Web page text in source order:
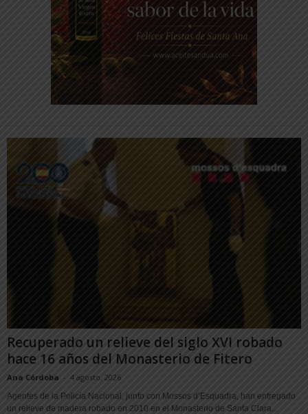
Recuperado un relieve del siglo XVI robado
hace 16 años del Monasterio de Fitero
Ana Córdoba - 4 agosto, 2026
Agentes de la Policía Nacional, junto con Mossos d’Esquadra, han entregado
un relieve de madera robado en 2010 en el Monasterio de Santa Clara...